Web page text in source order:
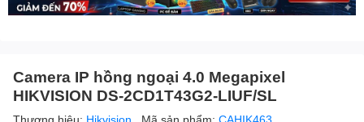
Camera IP hồng ngoại 4.0 Megapixel
HIKVISION DS-2CD1T43G2-LIUF/SL
Thương hiệu: Hikvision Mã sản phẩm: CAHIK463